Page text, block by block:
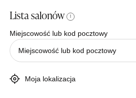
Lista salonów i
Miejscowość lub kod pocztowy
Moja lokalizacja